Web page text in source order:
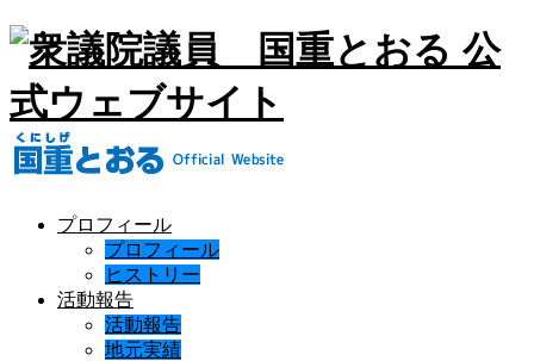
プロフィール
プロフィール
ヒストリー
活動報告
活動報告
地元実績